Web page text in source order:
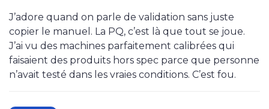
J’adore quand on parle de validation sans juste
copier le manuel. La PQ, c’est là que tout se joue.
J’ai vu des machines parfaitement calibrées qui
faisaient des produits hors spec parce que personne
n’avait testé dans les vraies conditions. C’est fou.